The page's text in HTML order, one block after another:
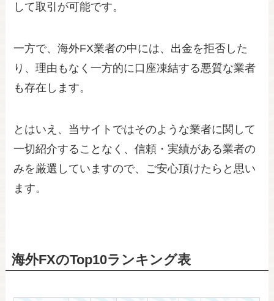
して取引が可能です。
一方で、海外FX業者の中には、出金を拒否した
り、理由もなく一方的に口座凍結する悪質な業者
も存在します。
とはいえ、当サイトではそのような業者に関して
一切紹介することなく、信頼・実績がある業者の
みを厳選していますので、ご安心頂けたらと思い
ます。
海外FXのTop10ランキング表